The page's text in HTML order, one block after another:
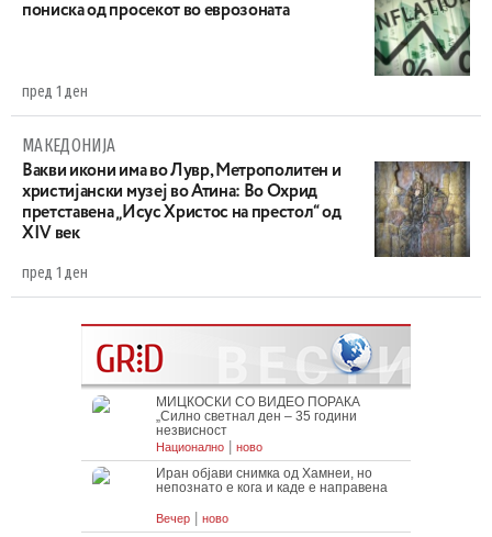
пониска од просекот во еврозоната
пред 1 ден
МАКЕДОНИЈА
Вакви икони има во Лувр, Метрополитен и
христијански музеј во Атина: Во Охрид
претставена „Исус Христос на престол“ од
XIV век
пред 1 ден